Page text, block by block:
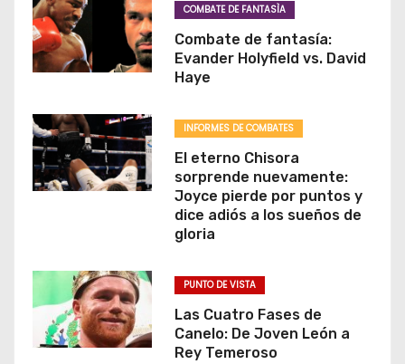
COMBATE DE FANTASÌA
Combate de fantasía:
Evander Holyfield vs. David
Haye
INFORMES DE COMBATES
El eterno Chisora
sorprende nuevamente:
Joyce pierde por puntos y
dice adiós a los sueños de
gloria
PUNTO DE VISTA
Las Cuatro Fases de
Canelo: De Joven León a
Rey Temeroso